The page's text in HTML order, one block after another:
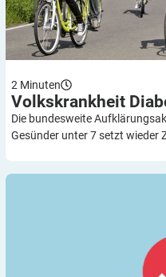
2 Minuten
Volkskrankheit
Die bundesweite
Gesünder unter 7 setzt wieder